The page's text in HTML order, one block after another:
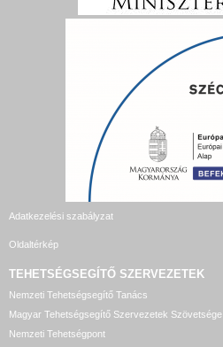
Adatkezelési szabályzat
Oldaltérkép
TEHETSÉGSEGÍTŐ SZERVEZETEK
Nemzeti Tehetségsegítő Tanács
Magyar Tehetségsegítő Szervezetek Szövetsége
Nemzeti Tehetségpont